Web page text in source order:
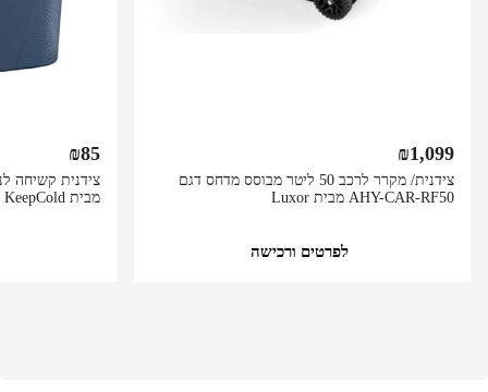
צידנית/ מקרר לרכב 50 ליטר מבוסס מדחס דגם
AHY-CAR-RF50 מבית Luxor
₪1,099
לפרטים ורכישה
מבית KeepCold
₪85